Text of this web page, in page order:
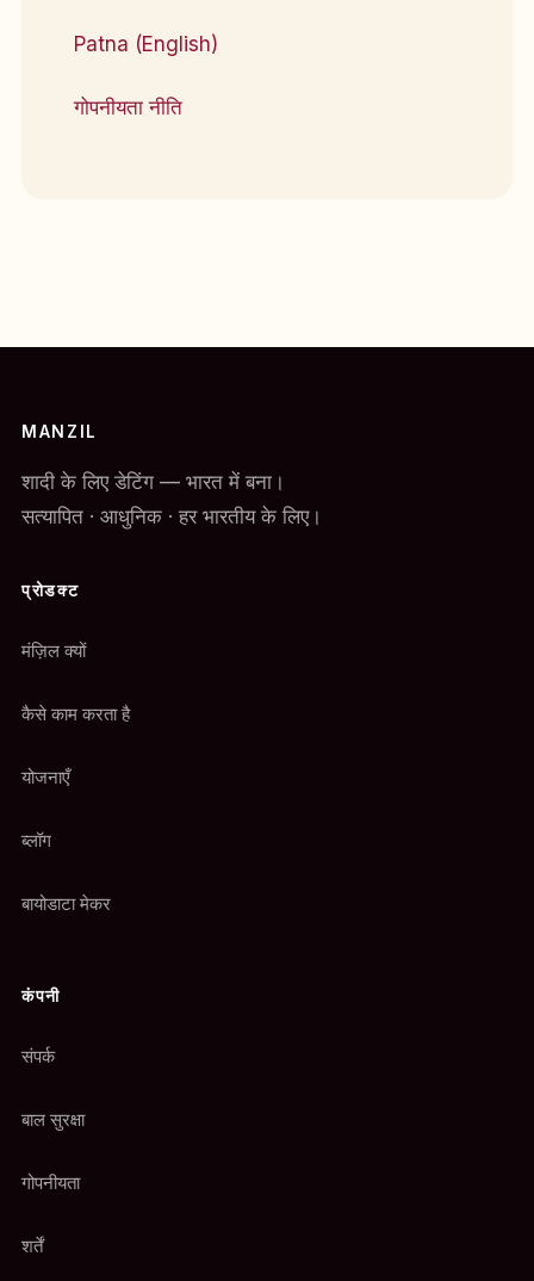
Patna (English)
गोपनीयता नीति
MANZIL
शादी के लिए डेटिंग — भारत में बना।
सत्यापित · आधुनिक · हर भारतीय के लिए।
प्रोडक्ट
मंज़िल क्यों
कैसे काम करता है
योजनाएँ
ब्लॉग
बायोडाटा मेकर
कंपनी
संपर्क
बाल सुरक्षा
गोपनीयता
शर्तें